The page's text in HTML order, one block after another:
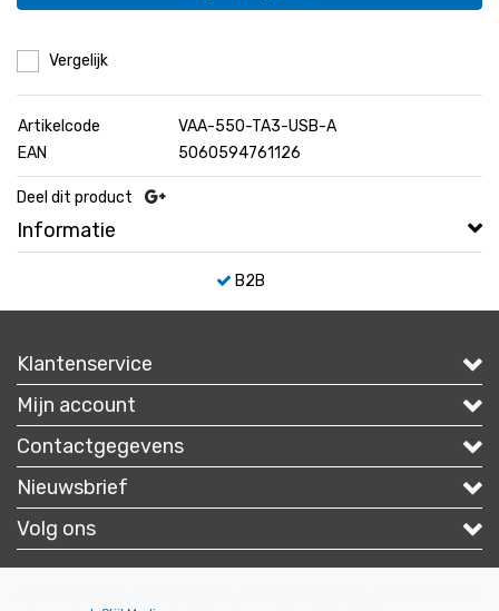
Vergelijk
Artikelcode
VAA-550-TA3-USB-A
EAN
5060594761126
Deel dit product
Informatie
B2B
Klantenservice
Mijn account
Contactgegevens
Nieuwsbrief
Volg ons